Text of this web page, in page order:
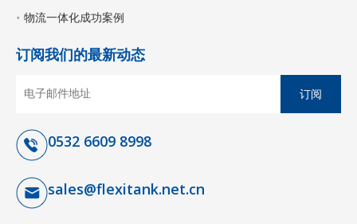
物流一体化成功案例
订阅我们的最新动态
订阅
0532 6609 8998
sales@flexitank.net.cn